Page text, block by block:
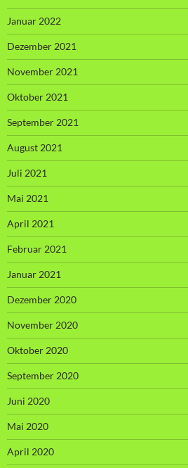
Januar 2022
Dezember 2021
November 2021
Oktober 2021
September 2021
August 2021
Juli 2021
Mai 2021
April 2021
Februar 2021
Januar 2021
Dezember 2020
November 2020
Oktober 2020
September 2020
Juni 2020
Mai 2020
April 2020